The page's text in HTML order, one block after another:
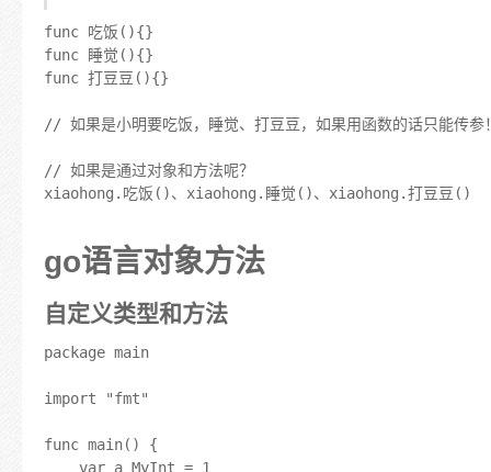
func 吃饭(){}
func 睡觉(){}
func 打豆豆(){}
// 如果是小明要吃饭，睡觉、打豆豆，如果用函数的话只能传参
// 如果是通过对象和方法呢？
xiaohong.吃饭()、xiaohong.睡觉()、xiaohong.打豆豆()   //
go语言对象方法
自定义类型和方法
package main
import "fmt"
func main() {